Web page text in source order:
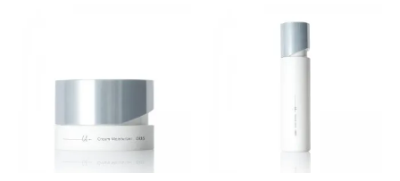
ンの生成を抑え、シミ・ソバカスを
防ぐ*2 化粧膜のくずれにくさ、肌
をうるおして保護すること*3 オル
ビス内最高の紫外線カットレベル*4
援します。*1 メラニンの生成を抑
シュ除く）*2 オルビス内スキンケ
る*5 乾燥、ハリ・ツヤのなさ
*6 乾燥による*7 保湿成分*8
ロニセラカエルレア果汁、ノバラエ
メラニン生成を防ぎ未来のシミ・ソ
バカスを予防します。さらに独自研
究に基づいた浸透型ハリ保湿成分
(*6)で大人肌にハリ感をプラス。す
ミを予防するお手入れを続けること
ーラ・オルビスグループ独自の美白
ミの原因になると考えられる“メラ
ニンの塊”を居座らせない(*1)、粉砕
と排出サポート(*5)の2ステップで
メラニンの蓄積を抑え、シミ・ソバ